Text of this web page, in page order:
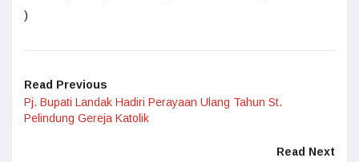
)
Read Previous
Pj. Bupati Landak Hadiri Perayaan Ulang Tahun St.
Pelindung Gereja Katolik
Read Next